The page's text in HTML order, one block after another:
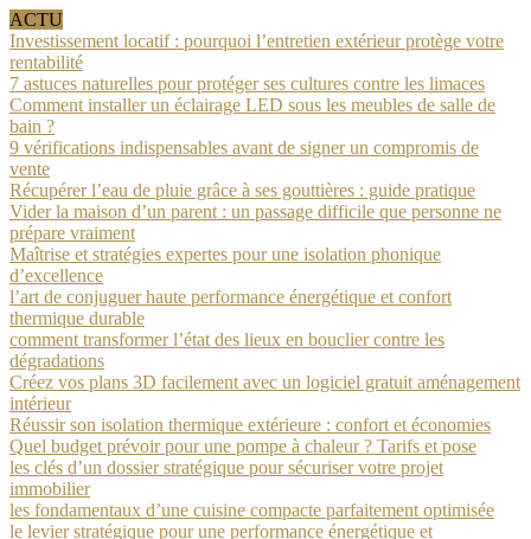
ACTU
Investissement locatif : pourquoi l’entretien extérieur protège votre
rentabilité
7 astuces naturelles pour protéger ses cultures contre les limaces
Comment installer un éclairage LED sous les meubles de salle de
bain ?
9 vérifications indispensables avant de signer un compromis de
vente
Récupérer l’eau de pluie grâce à ses gouttières : guide pratique
Vider la maison d’un parent : un passage difficile que personne ne
prépare vraiment
Maîtrise et stratégies expertes pour une isolation phonique
d’excellence
l’art de conjuguer haute performance énergétique et confort
thermique durable
comment transformer l’état des lieux en bouclier contre les
dégradations
Créez vos plans 3D facilement avec un logiciel gratuit aménagement
intérieur
Réussir son isolation thermique extérieure : confort et économies
Quel budget prévoir pour une pompe à chaleur ? Tarifs et pose
les clés d’un dossier stratégique pour sécuriser votre projet
immobilier
les fondamentaux d’une cuisine compacte parfaitement optimisée
le levier stratégique pour une performance énergétique et